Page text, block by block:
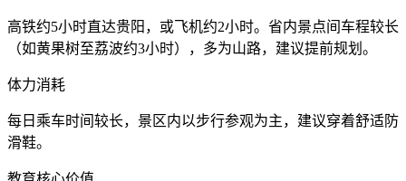
高铁约5小时直达贵阳，或飞机约2小时。省内景点间车程较长
（如黄果树至荔波约3小时），多为山路，建议提前规划。
体力消耗
每日乘车时间较长，景区内以步行参观为主，建议穿着舒适防
滑鞋。